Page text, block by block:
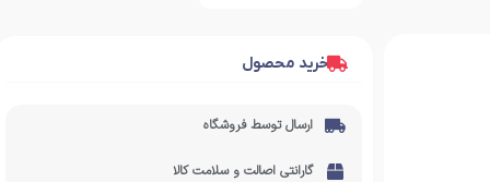
خرید محصول
ارسال توسط فروشگاه
گارانتی اصالت و سلامت کالا